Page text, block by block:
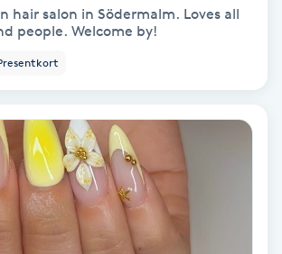
hair salon in Södermalm. Loves all
people. Welcome by!